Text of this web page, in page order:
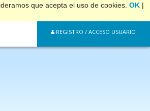
que acepta el uso de cookies. OK |
REGISTRO / ACCESO USUARIO